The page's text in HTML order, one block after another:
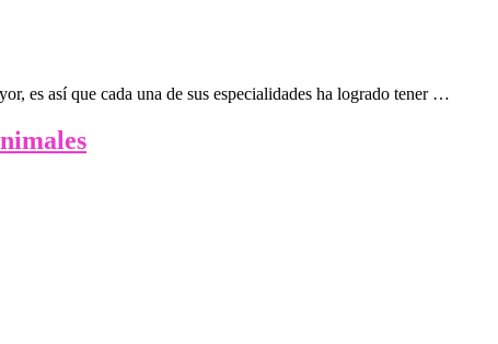
es así que cada una de sus especialidades ha logrado tener …